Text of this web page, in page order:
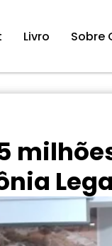
Livro Sobre